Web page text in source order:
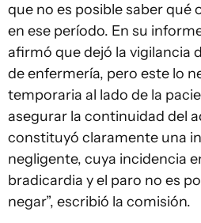
que no es posible saber qué
en ese período. En su
afirmó que dejó la vigilancia
de enfermería, pero este lo
temporaria al lado de la
asegurar la continuidad del
constituyó claramente una
negligente, cuya incidencia
bradicardia y el paro no es
negar”, escribió la comisión.